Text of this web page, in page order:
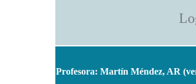
Profesora: Martín Méndez, AR (